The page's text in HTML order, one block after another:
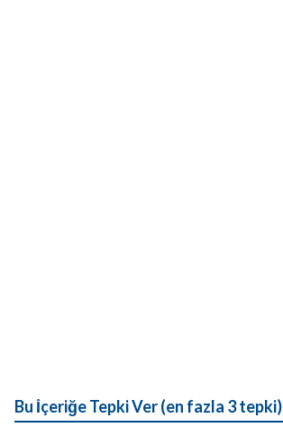
Bu İçeriğe Tepki Ver (en fazla 3 tepki)